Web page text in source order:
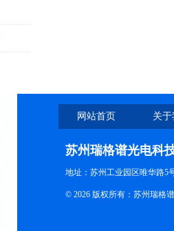
网站首页 关
苏州瑞格谱光电科
地址：苏州工业园区唯华路5
© 2026 版权所有：苏州瑞格